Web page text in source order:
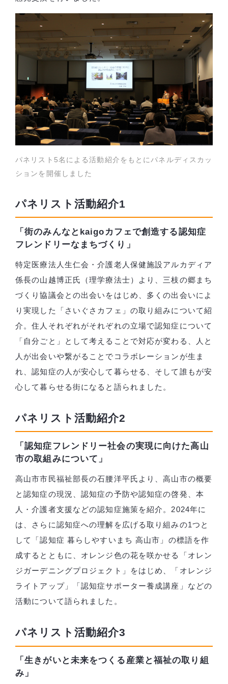
パネリスト5名による活動紹介をもとにパネルディスカッ
ションを開催しました
パネリスト活動紹介1
「街のみんなとkaigoカフェで創造する認知症
フレンドリーなまちづくり」
特定医療法人生仁会・介護老人保健施設アルカディア
係長の山越博正氏（理学療法士）より、三枝の郷まち
づくり協議会との出会いをはじめ、多くの出会いによ
り実現した「さいぐさカフェ」の取り組みについて紹
介。住人それぞれがそれぞれの立場で認知症について
「自分ごと」として考えることで対応が変わる、人と
人が出会いや繋がることでコラボレーションが生ま
れ、認知症の人が安心して暮らせる、そして誰もが安
心して暮らせる街になると語られました。
パネリスト活動紹介2
「認知症フレンドリー社会の実現に向けた高山
市の取組みについて」
高山市市民福祉部長の石腰洋平氏より、高山市の概要
と認知症の現況、認知症の予防や認知症の啓発、本
人・介護者支援などの認知症施策を紹介。2024年に
は、さらに認知症への理解を広げる取り組みの1つと
して「認知症 暮らしやすいまち 高山市」の標語を作
成するとともに、オレンジ色の花を咲かせる「オレン
ジガーデニングプロジェクト」をはじめ、「オレンジ
ライトアップ」「認知症サポーター養成講座」などの
活動について語られました。
パネリスト活動紹介3
「生きがいと未来をつくる産業と福祉の取り組
み」